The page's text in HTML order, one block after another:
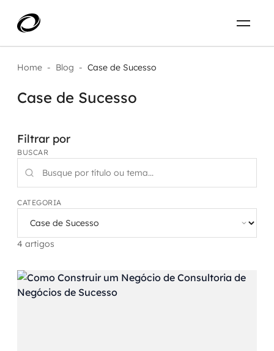
O que resolvemos
AI / Machine Learning
IA Generativa
Agentes de IA
Aceleradores de IA
Automação inteligente
Projetos
Carreira
PT-BR
ENTRE EM CONTATO
Home - Blog - Case de Sucesso
Case de Sucesso
Filtrar por
BUSCAR
CATEGORIA
4 artigos